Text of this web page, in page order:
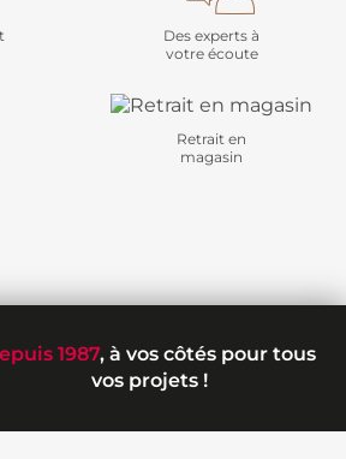
Des experts à
votre écoute
Retrait en
magasin
1987, à vos côtés pour tous
vos projets !